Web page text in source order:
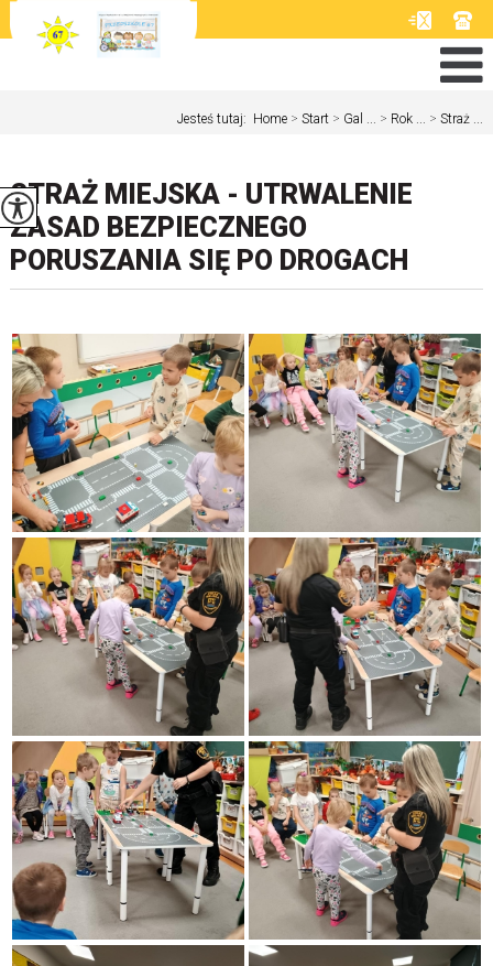
Jesteś tutaj: Home > Start > Gal ... > Rok ... > Straż ...
STRAŻ MIEJSKA - UTRWALENIE
ZASAD BEZPIECZNEGO
PORUSZANIA SIĘ PO DROGACH